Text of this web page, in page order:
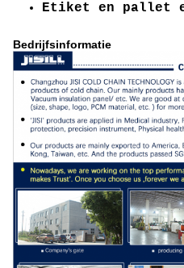
Etiket en pallet
Bedrijfsinformatie